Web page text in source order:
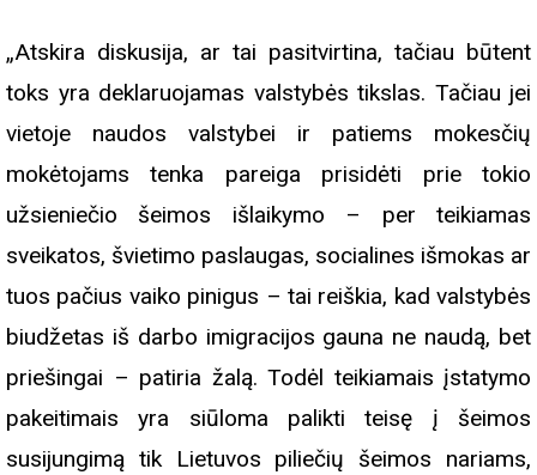
„Atskira diskusija, ar tai pasitvirtina, tačiau būtent
toks yra deklaruojamas valstybės tikslas. Tačiau jei
vietoje naudos valstybei ir patiems mokesčių
mokėtojams tenka pareiga prisidėti prie tokio
užsieniečio šeimos išlaikymo – per teikiamas
sveikatos, švietimo paslaugas, socialines išmokas ar
tuos pačius vaiko pinigus – tai reiškia, kad valstybės
biudžetas iš darbo imigracijos gauna ne naudą, bet
priešingai – patiria žalą. Todėl teikiamais įstatymo
pakeitimais yra siūloma palikti teisę į šeimos
susijungimą tik Lietuvos piliečių šeimos nariams,